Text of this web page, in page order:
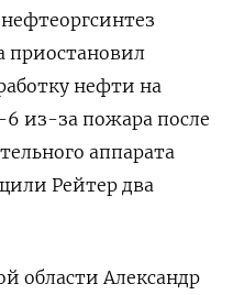
приостановил
нефти на
из-за пожара после
аппарата
Рейтер два
области Александр